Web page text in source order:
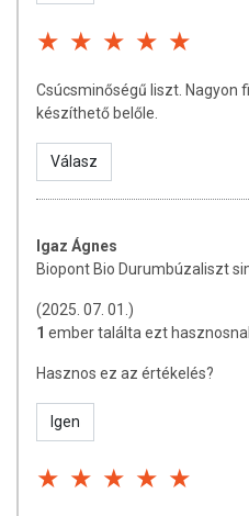
Csúcsminőségű liszt. Nagyon
készíthető belőle.
Válasz
Igaz Ágnes
Biopont Bio Durumbúzaliszt
(2025. 07. 01.)
1 ember találta ezt
Hasznos ez az értékelés?
Igen